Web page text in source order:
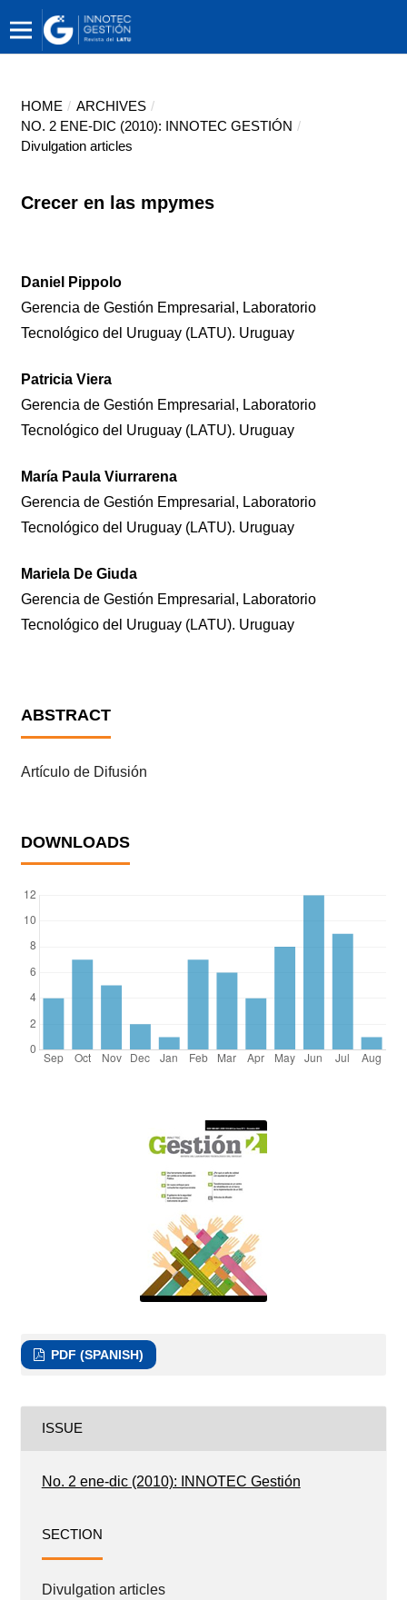
HOME / ARCHIVES /
NO. 2 ENE-DIC (2010): INNOTEC GESTIÓN /
Divulgation articles
Crecer en las mpymes
Daniel Pippolo
Gerencia de Gestión Empresarial, Laboratorio
Tecnológico del Uruguay (LATU). Uruguay
Patricia Viera
Gerencia de Gestión Empresarial, Laboratorio
Tecnológico del Uruguay (LATU). Uruguay
María Paula Viurrarena
Gerencia de Gestión Empresarial, Laboratorio
Tecnológico del Uruguay (LATU). Uruguay
Mariela De Giuda
Gerencia de Gestión Empresarial, Laboratorio
Tecnológico del Uruguay (LATU). Uruguay
ABSTRACT
Artículo de Difusión
DOWNLOADS
PDF (SPANISH)
ISSUE
No. 2 ene-dic (2010): INNOTEC Gestión
SECTION
Divulgation articles